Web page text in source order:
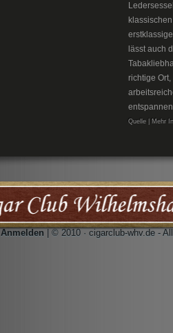
lässt auch
richtige
Quelle | Mehr
Anmelden | © 2010 · cigarclub-whv.de -